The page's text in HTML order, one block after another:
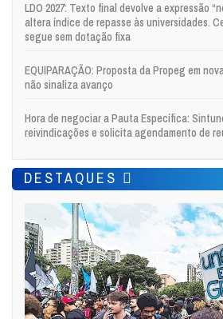
LDO 2027: Texto final devolve a expressão
altera índice de repasse às universidades.
segue sem dotação fixa
EQUIPARAÇÃO: Proposta da Propeg em
não sinaliza avanço
Hora de negociar a Pauta Específica:
reivindicações e solicita agendamento de
DESTAQUES